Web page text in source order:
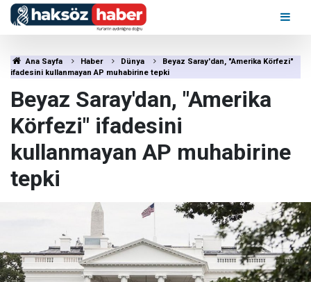
Ana Sayfa Haber Dünya
Beyaz Saray'dan, "Amerika Körfezi"
ifadesini kullanmayan AP muhabirine tepki
Beyaz Saray'dan, "Amerika
Körfezi" ifadesini
kullanmayan AP muhabirine
tepki